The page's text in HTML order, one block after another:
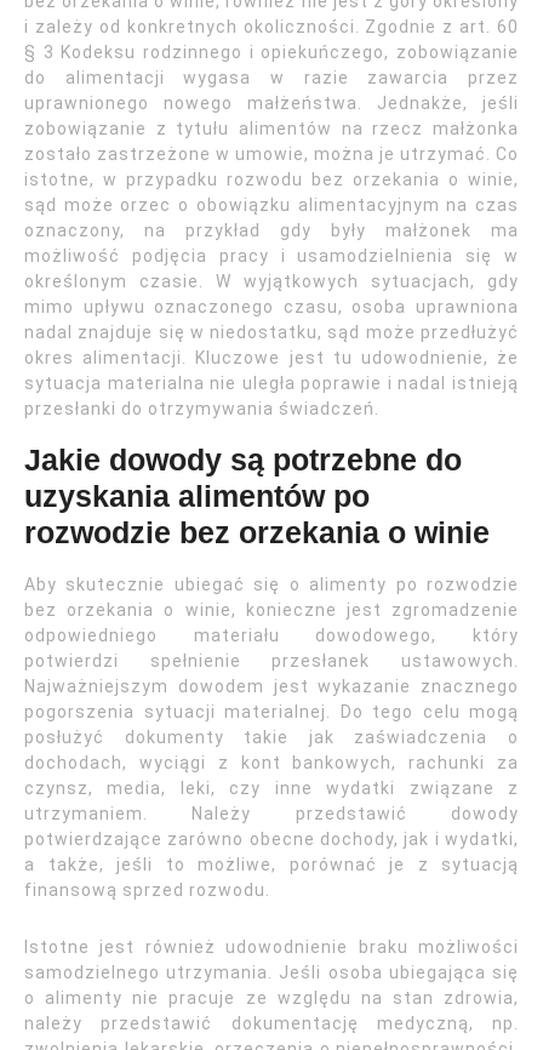
i zależy od konkretnych okoliczności. Zgodnie z art. 60
§ 3 Kodeksu rodzinnego i opiekuńczego, zobowiązanie
do alimentacji wygasa w razie zawarcia przez
uprawnionego nowego małżeństwa. Jednakże, jeśli
zobowiązanie z tytułu alimentów na rzecz małżonka
zostało zastrzeżone w umowie, można je utrzymać. Co
istotne, w przypadku rozwodu bez orzekania o winie,
sąd może orzec o obowiązku alimentacyjnym na czas
oznaczony, na przykład gdy były małżonek ma
możliwość podjęcia pracy i usamodzielnienia się w
określonym czasie. W wyjątkowych sytuacjach, gdy
mimo upływu oznaczonego czasu, osoba uprawniona
nadal znajduje się w niedostatku, sąd może przedłużyć
okres alimentacji. Kluczowe jest tu udowodnienie, że
sytuacja materialna nie uległa poprawie i nadal istnieją
przesłanki do otrzymywania świadczeń.
Jakie dowody są potrzebne do
uzyskania alimentów po
rozwodzie bez orzekania o winie
Aby skutecznie ubiegać się o alimenty po rozwodzie
bez orzekania o winie, konieczne jest zgromadzenie
odpowiedniego materiału dowodowego, który
potwierdzi spełnienie przesłanek ustawowych.
Najważniejszym dowodem jest wykazanie znacznego
pogorszenia sytuacji materialnej. Do tego celu mogą
posłużyć dokumenty takie jak zaświadczenia o
dochodach, wyciągi z kont bankowych, rachunki za
czynsz, media, leki, czy inne wydatki związane z
utrzymaniem. Należy przedstawić dowody
potwierdzające zarówno obecne dochody, jak i wydatki,
a także, jeśli to możliwe, porównać je z sytuacją
finansową sprzed rozwodu.
Istotne jest również udowodnienie braku możliwości
samodzielnego utrzymania. Jeśli osoba ubiegająca się
o alimenty nie pracuje ze względu na stan zdrowia,
należy przedstawić dokumentację medyczną, np.